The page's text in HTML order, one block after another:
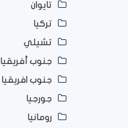
تايوان
تركيا
تشيلي
جنوب أفريقيا
جنوب افريقيا
جورجيا
رومانيا